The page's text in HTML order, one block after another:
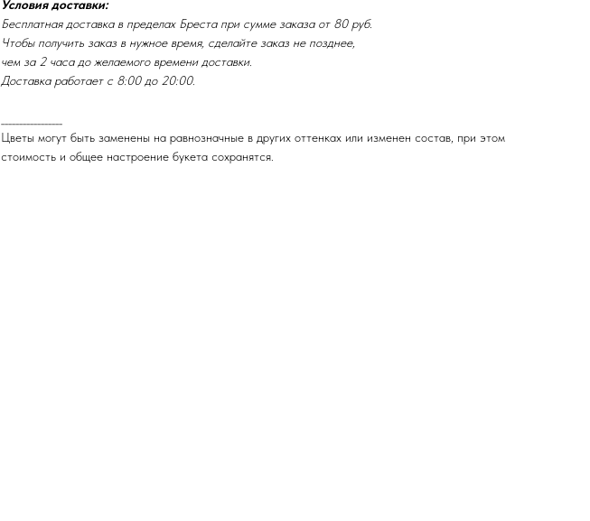
Условия доставки:
Бесплатная доставка в пределах Бреста при сумме заказа от 80 руб.
Чтобы получить заказ в нужное время, сделайте заказ не позднее,
чем за 2 часа до желаемого времени доставки.
Доставка работает с 8:00 до 20:00.
Цветы могут быть заменены на равнозначные в других оттенках или изменен состав, при этом
стоимость и общее настроение букета сохранятся.